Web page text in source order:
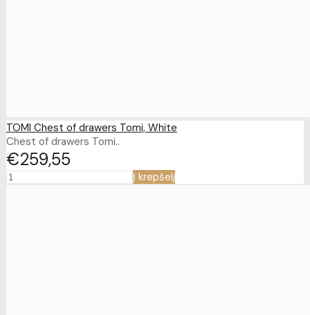
TOMI Chest of drawers Tomi, White
Chest of drawers Tomi..
€25955
Į krepšelį